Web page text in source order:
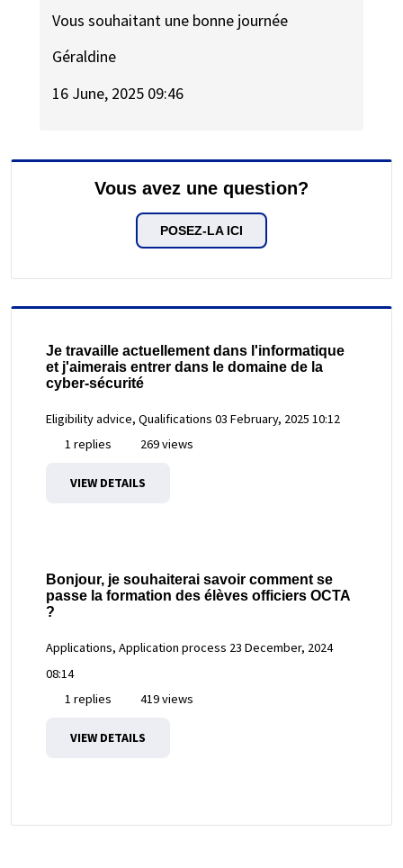
Vous souhaitant une bonne journée
Géraldine
16 June, 2025 09:46
Vous avez une question?
POSEZ-LA ICI
Je travaille actuellement dans l'informatique
et j'aimerais entrer dans le domaine de la
cyber-sécurité
Eligibility advice, Qualifications 03 February, 2025 10:12
1 replies
269 views
VIEW DETAILS
Bonjour, je souhaiterai savoir comment se
passe la formation des élèves officiers OCTA
?
Applications, Application process 23 December, 2024
08:14
1 replies
419 views
VIEW DETAILS